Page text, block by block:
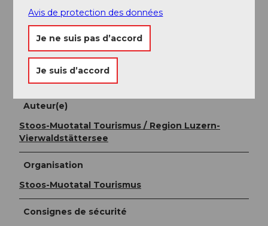
Documentation
Des prospectus gratuits avec des informations sur les
sentiers de Stoos sont disponibles aux stations des
funiculaires de Stoos.
Auteur(e)
Stoos-Muotatal Tourismus / Region Luzern-
Vierwaldstättersee
Organisation
Stoos-Muotatal Tourismus
Consignes de sécurité
Avis de protection des données
Je ne suis pas d’accord
Je suis d’accord